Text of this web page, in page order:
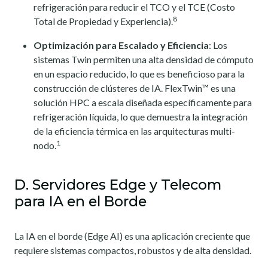
refrigeración para reducir el TCO y el TCE (Costo
Total de Propiedad y Experiencia).8
Optimización para Escalado y Eficiencia: Los
sistemas Twin permiten una alta densidad de cómputo
en un espacio reducido, lo que es beneficioso para la
construcción de clústeres de IA. FlexTwin™ es una
solución HPC a escala diseñada específicamente para
refrigeración líquida, lo que demuestra la integración
de la eficiencia térmica en las arquitecturas multi-
nodo.1
D. Servidores Edge y Telecom
para IA en el Borde
La IA en el borde (Edge AI) es una aplicación creciente que
requiere sistemas compactos, robustos y de alta densidad.